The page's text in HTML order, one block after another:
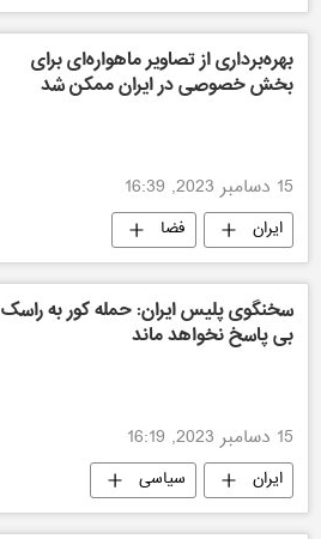
بهره‌برداری از تصاویر ماهواره‌ای برای
بخش خصوصی در ایران ممکن شد
15 دسامبر 2023, 16:39
ایران فضا
سخنگوی پلیس ایران: حمله کور به راسک
بی پاسخ نخواهد ماند
15 دسامبر 2023, 16:19
ایران سیاسی